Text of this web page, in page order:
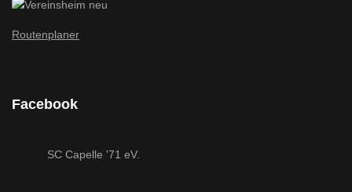
Routenplaner
Facebook
SC Capelle '71 eV.